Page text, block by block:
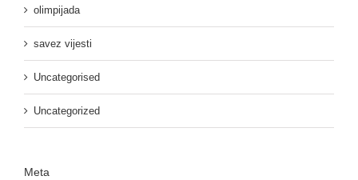
olimpijada
savez vijesti
Uncategorised
Uncategorized
Meta